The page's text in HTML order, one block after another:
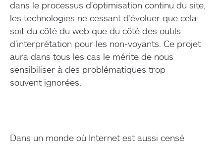
Expertise
References
Newsroom
Contact
dans le processus d’optimisation continu du site,
les technologies ne cessant d’évoluer que cela
soit du côté du web que du côté des outils
d’interprétation pour les non-voyants. Ce projet
aura dans tous les cas le mérite de nous
sensibiliser à des problématiques trop
souvent ignorées.
Dans un monde où Internet est aussi censé